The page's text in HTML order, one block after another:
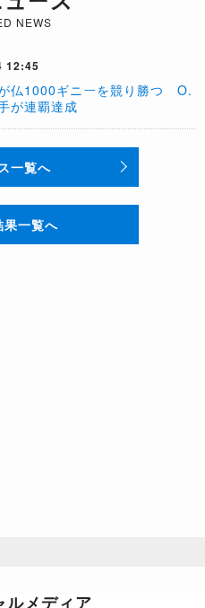
NEWS
12:45
仏1000ギニーを競り勝つ O.
が連覇達成
一覧へ
果一覧へ
ルメディア